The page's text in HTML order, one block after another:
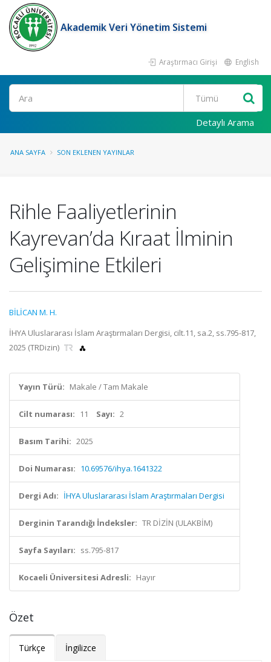
Akademik Veri Yönetim Sistemi
Araştırmacı Girişi English
Ara
Detaylı Arama
ANA SAYFA SON EKLENEN YAYINLAR
Rihle Faaliyetlerinin
Kayrevan’da Kıraat İlminin
Gelişimine Etkileri
BİLİCAN M. H.
İHYA Uluslararası İslam Araştırmaları Dergisi, cilt.11, sa.2, ss.795-817,
2025 (TRDizin)
Yayın Türü: Makale / Tam Makale
Cilt numarası: 11 Sayı: 2
Basım Tarihi: 2025
Doi Numarası: 10.69576/ihya.1641322
Dergi Adı: İHYA Uluslararası İslam Araştırmaları Dergisi
Derginin Tarandığı İndeksler: TR DİZİN (ULAKBİM)
Sayfa Sayıları: ss.795-817
Kocaeli Üniversitesi Adresli: Hayır
Özet
Türkçe İngilizce